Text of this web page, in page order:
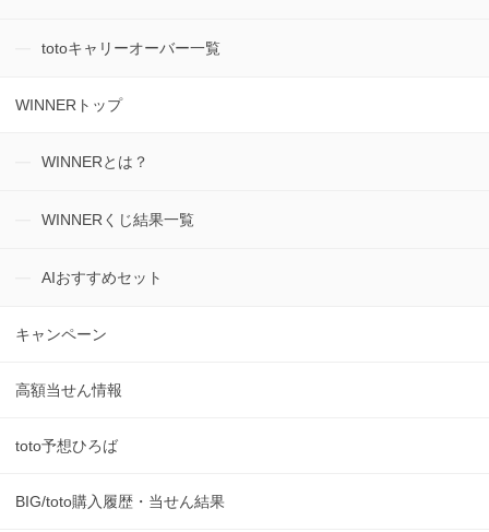
totoキャリーオーバー一覧
WINNERトップ
WINNERとは？
WINNERくじ結果一覧
AIおすすめセット
キャンペーン
高額当せん情報
toto予想ひろば
BIG/toto購入履歴・当せん結果